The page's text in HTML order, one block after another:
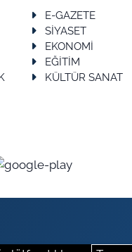
E-GAZETE
SİYASET
EKONOMİ
EĞİTİM
KÜLTÜR SANAT